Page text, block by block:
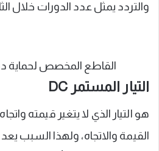
والتردد يمثل عدد الدورات خلال
القاطع المخصص لحماية
التيار المستمر DC
هو التيار الذي لا يتغير قيمته
القيمة والاتجاه، ولهذا السبب يعد